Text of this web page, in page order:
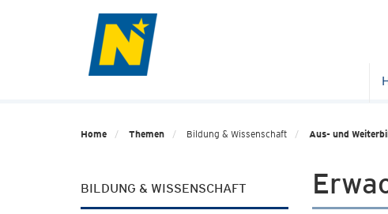
Home Themen Bildung & Wissenschaft Aus- und
BILDUNG & WISSENSCHAFT